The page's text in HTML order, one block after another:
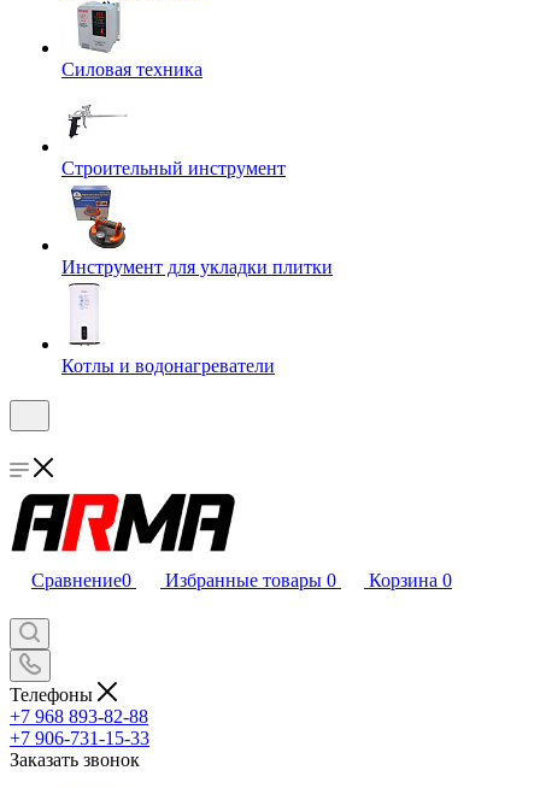
Силовая техника
Строительный инструмент
Инструмент для укладки плитки
Котлы и водонагреватели
Сравнение0 Избранные товары 0 Корзина 0
Телефоны
+7 968 893-82-88
+7 906-731-15-33
Заказать звонок